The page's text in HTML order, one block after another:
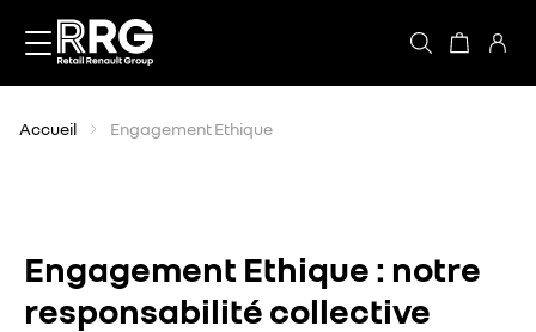
Accueil Engagement Ethique
Engagement Ethique : notre
responsabilité collective